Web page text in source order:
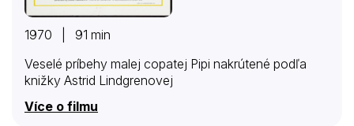
1970 | 91 min
Veselé príbehy malej copatej Pipi nakrútené podľa
knižky Astrid Lindgrenovej
Více o filmu